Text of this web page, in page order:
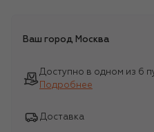
Ваш город Москва
Доступно в одном из 6
Подробнее
Доставка